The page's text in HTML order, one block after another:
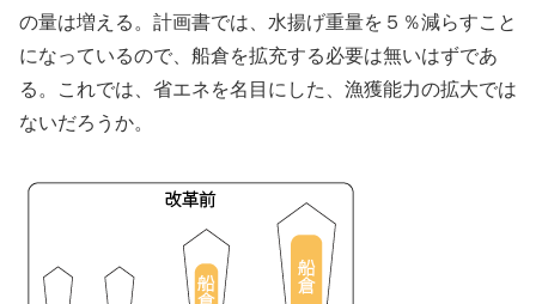
の量は増える。計画書では、水揚げ重量を５％減らすこと
になっているので、船倉を拡充する必要は無いはずであ
る。これでは、省エネを名目にした、漁獲能力の拡大では
ないだろうか。